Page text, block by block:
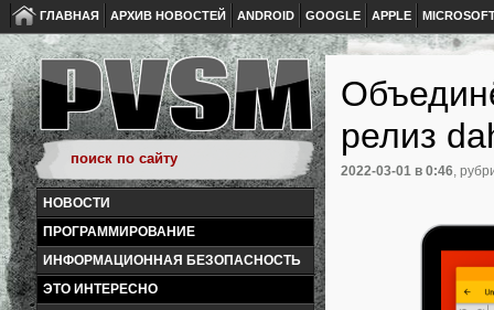
ГЛАВНАЯ АРХИВ НОВОСТЕЙ ANDROID GOOGLE APPLE
НОВОСТИ
ПРОГРАММИРОВАНИЕ
ИНФОРМАЦИОННАЯ БЕЗОПАСНОСТЬ
ЭТО ИНТЕРЕСНО
релиз
2022-03-01 в 0:46,